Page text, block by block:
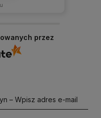
przez
– Wpisz adres e-mail